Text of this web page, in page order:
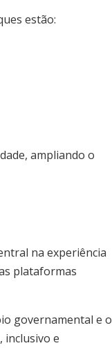
estão:
ampliando o
na experiência
plataformas
governamental e o
inclusivo e